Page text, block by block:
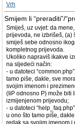
Vrh
Smijem li “preraditi”/
Smiješ, uz uvjet: da
prijevoda, ne izbrišeš, (a)
smiješ sebe odnosno
kompletnog prijevoda.
Ukoliko napraviš ikakve
na sljedeći način:
- u datoteci
tamo piše, dakle, sve
svojim imenom i
(IiP odnosno P) može biti
izmijenjenom prijevodu;
- u datoteci
u ono što tamo piše,
redak sa svojim imenom